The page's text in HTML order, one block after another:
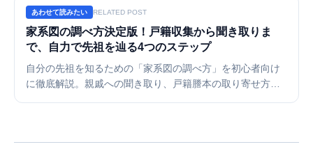
あわせて読みたい RELATED POST
家系図の調べ方決定版！戸籍収集から聞き取りま
で、自力で先祖を辿る4つのステップ
自分の先祖を知るための「家系図の調べ方」を初心者向け
に徹底解説。親戚への聞き取り、戸籍謄本の取り寄せ方